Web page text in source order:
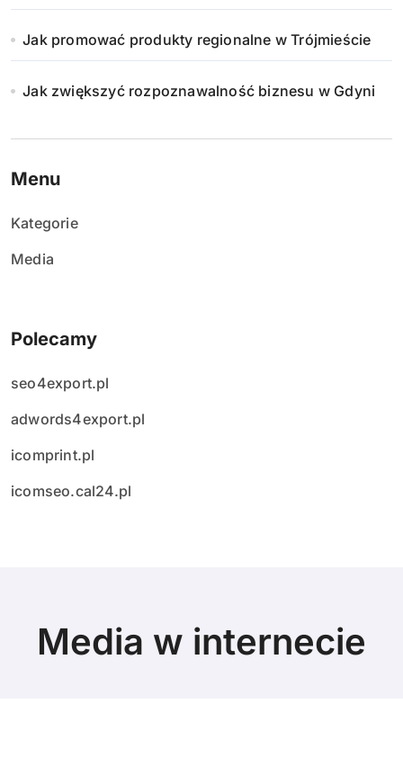
Jak promować produkty regionalne w Trójmieście
Jak zwiększyć rozpoznawalność biznesu w Gdyni
Menu
Kategorie
Media
Polecamy
seo4export.pl
adwords4export.pl
icomprint.pl
icomseo.cal24.pl
Media w internecie